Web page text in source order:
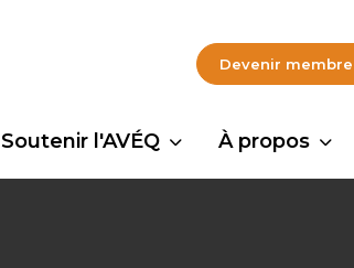
Devenir membre
Soutenir l'AVÉQ À propos